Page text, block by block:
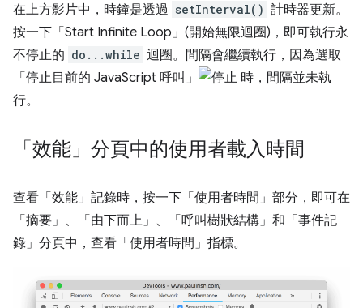
在上方影片中，時鐘是透過 setInterval() 計時器更新。
按一下「Start Infinite Loop」(開始無限迴圈) ，即可執行永
不停止的 do...while 迴圈。間隔會繼續執行，因為選取
「停止目前的 JavaScript 呼叫」
時，間隔並未執
行。
「效能」分頁中的使用者載入時間
查看「效能」記錄時，按一下「使用者時間」 部分，即可在
「摘要」、「由下而上」、「呼叫樹狀結構」和「事件記
錄」 分頁中，查看「使用者時間」 指標。